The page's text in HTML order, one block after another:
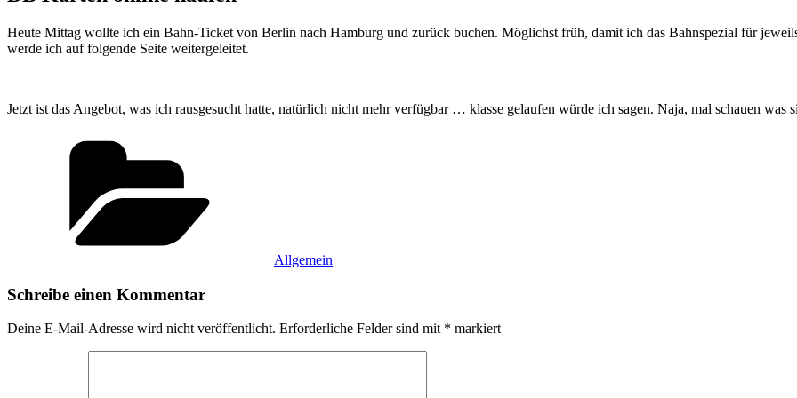
Heute Mittag wollte ich ein Bahn-Ticket von Berlin nach Hamburg und zurück buchen. Möglichst früh, damit ich das Bahnspezial für
werde ich auf folgende Seite weitergeleitet.
Jetzt ist das Angebot, was ich rausgesucht hatte, natürlich nicht mehr verfügbar … klasse gelaufen würde ich sagen. Naja, mal schauen was
Allgemein
Schreibe einen Kommentar
Deine E-Mail-Adresse wird nicht veröffentlicht. Erforderliche Felder sind mit * markiert